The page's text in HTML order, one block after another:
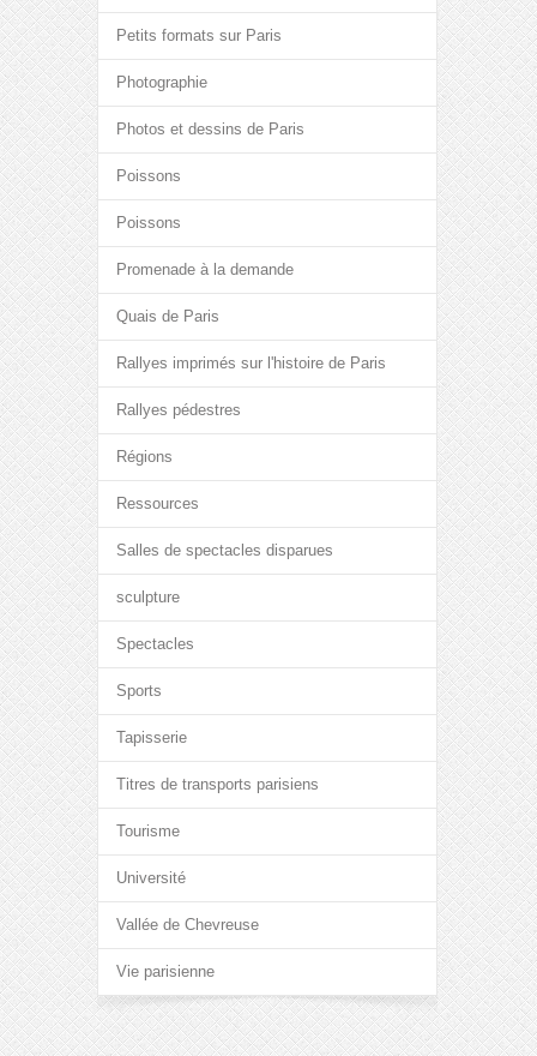
Petits formats sur Paris
Photographie
Photos et dessins de Paris
Poissons
Poissons
Promenade à la demande
Quais de Paris
Rallyes imprimés sur l'histoire de Paris
Rallyes pédestres
Régions
Ressources
Salles de spectacles disparues
sculpture
Spectacles
Sports
Tapisserie
Titres de transports parisiens
Tourisme
Université
Vallée de Chevreuse
Vie parisienne